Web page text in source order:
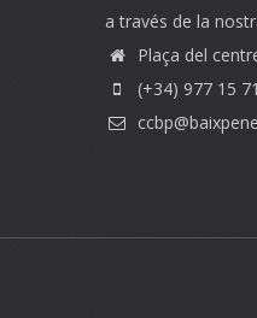
a través de la
Plaça del
(+34) 977 15